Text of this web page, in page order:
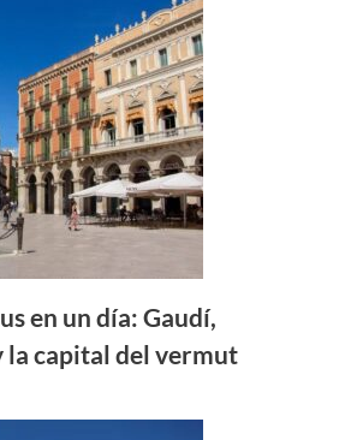
en un día: Gaudí,
la capital del vermut